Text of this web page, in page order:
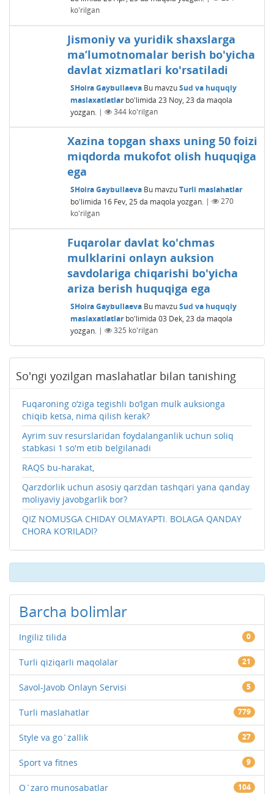
ko'rilgan
Jismoniy va yuridik shaxslarga
maʼlumotnomalar berish bo'yicha
davlat xizmatlari ko'rsatiladi
SHoira Gaybullaeva Bu mavzuSud va huquqiy
maslaxatlatlarbo'limida 23 Noy, 23 da maqola
yozgan. | 344ko'rilgan
Xazina topgan shaxs uning 50 foizi
miqdorda mukofot olish huquqiga
ega
SHoira Gaybullaeva Bu mavzuTurli maslahatlar
bo'limida 16 Fev, 25 da maqola yozgan. |
270
ko'rilgan
Fuqarolar davlat ko'chmas
mulklarini onlayn auksion
savdolariga chiqarishi bo'yicha
ariza berish huquqiga ega
SHoira Gaybullaeva Bu mavzuSud va huquqiy
maslaxatlatlarbo'limida 03 Dek, 23 da maqola
yozgan. | 325 ko'rilgan
So'ngi yozilgan maslahatlar bilan tanishing
Fuqaroning o‘ziga tegishli bo‘lgan mulk auksionga
chiqib ketsa, nima qilish kerak?
Ayrim suv resurslaridan foydalanganlik uchun soliq
stabkasi 1 so'm etib belgilanadi
RAQS bu-harakat,
Qarzdorlik uchun asosiy qarzdan tashqari yana qanday
moliyaviy javobgarlik bor?
QIZ NOMUSGA CHIDAY OLMAYAPTI. BOLAGA QANDAY
CHORA KO‘RILADI?
Barcha bolimlar
Ingiliz tilida 0
Turli qiziqarli maqolalar 21
Savol-Javob Onlayn Servisi 5
Turli maslahatlar 779
Style va go`zallik 27
Sport va fitnes 9
O`zaro munosabatlar 104